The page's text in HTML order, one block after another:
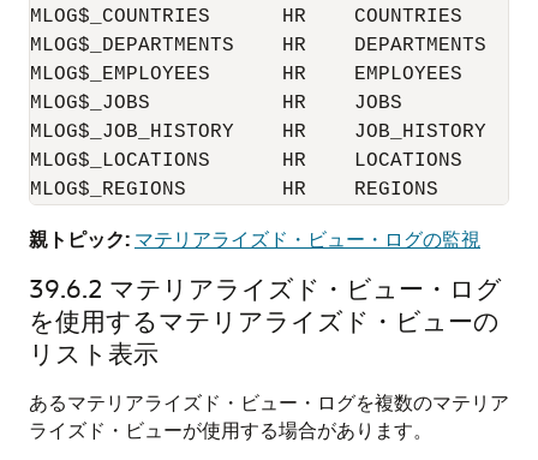
MLOG$_COUNTRIES      HR    COUNTRIES
MLOG$_DEPARTMENTS    HR
MLOG$_EMPLOYEES      HR    EMPLOYEES
MLOG$_JOBS           HR    JOBS
MLOG$_JOB_HISTORY    HR
MLOG$_LOCATIONS      HR    LOCATIONS
MLOG$_REGIONS        HR    REGIONS
親トピック: マテリアライズド・ビュー・ログの監視
39.6.2 マテリアライズド・ビュー・ログ
を使用するマテリアライズド・ビューの
リスト表示
あるマテリアライズド・ビュー・ログを複数のマテリア
ライズド・ビューが使用する場合があります。